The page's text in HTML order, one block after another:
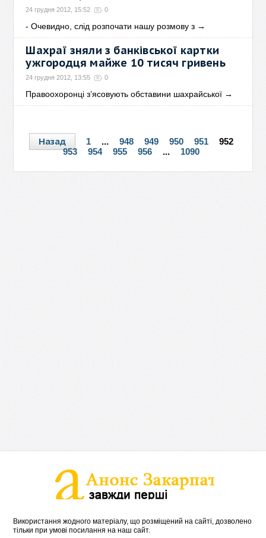
24 грудня 2012, 15:52 0
- Очевидно, слід розпочати нашу розмову з →
Шахраї зняли з банківської картки
ужгородця майже 10 тисяч гривень
24 грудня 2012, 13:55 0
Правоохоронці з’ясовують обставини шахрайської →
Назад 1 ... 948 949 950 951
952
953
954 955 956 ... 1090
Використання жодного матеріалу, що розміщений на сайті, дозволено
тільки при умові посилання на наш сайт.